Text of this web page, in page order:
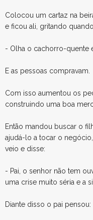
Colocou um cartaz na
e ficou ali, gritando
- Olha o cachorro-quente
E as pessoas compravam.
Com isso aumentou os
construindo uma boa
Então mandou buscar o
ajudá-lo a tocar o
veio e disse:
- Pai, o senhor não tem
uma crise muito séria e a
Diante disso o pai pensou: